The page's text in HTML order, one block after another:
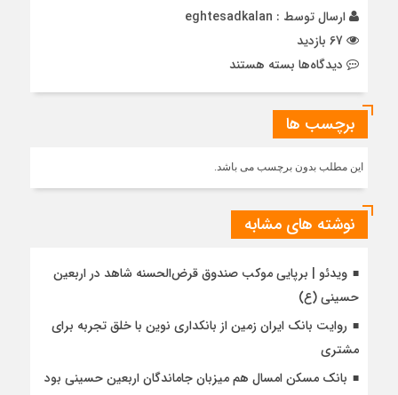
ارسال توسط : eghtesadkalan
دیدگاه‌ها برای
محصول
جدید
بیمه
ایام
برگزاری
جهانی
بسته هستند
برچسب ها
این مطلب بدون برچسب می باشد.
نوشته های مشابه
ویدئو | برپایی موکب صندوق قرض‌الحسنه شاهد در اربعین
حسینی (ع)
روایت بانک ایران زمین از بانکداری نوین با خلق تجربه برای
مشتری
بانک مسکن امسال هم میزبان جاماندگان اربعین حسینی بود